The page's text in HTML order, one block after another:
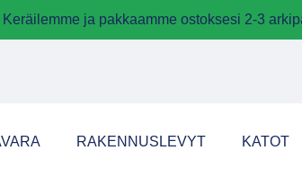
ja pakkaamme ostoksesi 2-3
RAKENNUSLEVYT KATOT